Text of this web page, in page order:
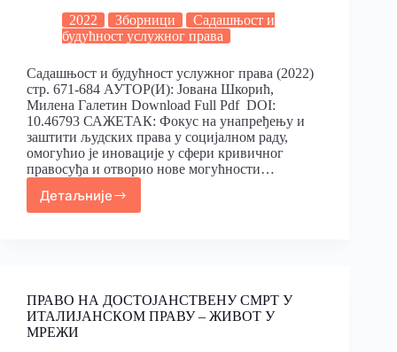
2022
Зборници
Садашњост и
будућност услужног права
Садашњост и будућност услужног права (2022)
стр. 671-684 АУТОР(И): Јована Шкорић,
Милена Галетин Download Full Pdf DOI:
10.46793 САЖЕТАК: Фокус на унапређењу и
заштити људских права у социјалном раду,
омогућио је иновације у сфери кривичног
правосуђа и отворио нове могућности…
Детаљније
ПРАВО НА ДОСТОЈАНСТВЕНУ СМРТ У
ИТАЛИЈАНСКОМ ПРАВУ – ЖИВОТ У
МРЕЖИ